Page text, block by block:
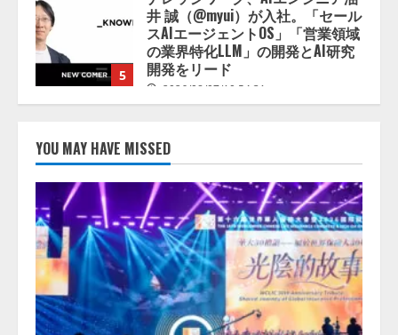
1
【ドローン
AI】ドローン操縦を
AIがアドバイス「AIコーチ」をリ
リース
2026/08/09/01:53:44
ォーム「TAIZA」および新サービ
スに関する記者発表会を開催
2026/08/07/17:53:45
3
lmessage、MCP接続機能を強化
し、AIから設定操作できる機能を
拡充
2026/08/07/13:53:50
YOU MAY HAVE MISSED